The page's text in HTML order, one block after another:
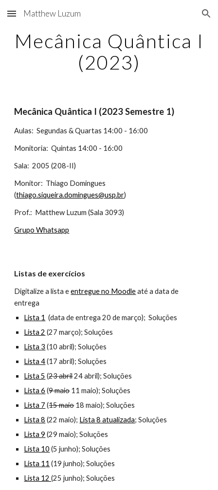
Skip to main content Skip to navigation
Matthew Luzum
Mecânica Quântica I
(2023)
Mecânica Quântica I (2023 Semestre 1)
Aulas: Segundas & Quartas 14:00 - 16:00
Monitoria: Quintas 14:00 - 16:00
Sala: 2005 (208-II)
Monitor: Thiago Domingues
(thiago.siqueira.domingues@usp.br)
Prof.: Matthew Luzum (Sala 3093)
Grupo Whatsapp
Listas de exercícios
Digitalize a lista eentregue no Moodleaté a data de
entrega
Lista 1 (data de entrega 20 de março);Soluções
Lista 2 (27 março);Soluções
Lista 3 (10 abril);Soluções
Lista 4(17 abril);Soluções
Lista 5 (23 abril24 abril);Soluções
Lista 6 (9 maio11 maio);Soluções
Lista 7 (15 maio18 maio);Soluções
Lista 8 (22 maio); Lista 8 atualizada; Soluções
Lista 9 (29 maio);Soluções
Lista 10 (5 junho);Soluções
Lista 11 (19 junho);Soluções
Lista 12(25 junho);Soluções